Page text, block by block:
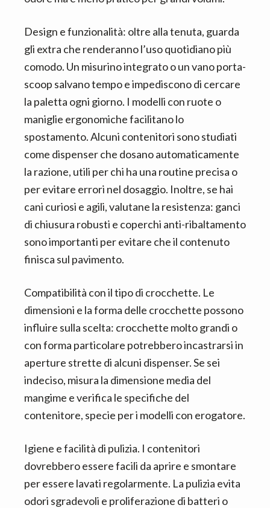
Design e funzionalità: oltre alla tenuta, guarda
gli extra che renderanno l’uso quotidiano più
comodo. Un misurino integrato o un vano porta-
scoop salvano tempo e impediscono di cercare
la paletta ogni giorno. I modelli con ruote o
maniglie ergonomiche facilitano lo
spostamento. Alcuni contenitori sono studiati
come dispenser che dosano automaticamente
la razione, utili per chi ha una routine precisa o
per evitare errori nel dosaggio. Inoltre, se hai
cani curiosi e agili, valutane la resistenza: ganci
di chiusura robusti e coperchi anti-ribaltamento
sono importanti per evitare che il contenuto
finisca sul pavimento.
Compatibilità con il tipo di crocchette. Le
dimensioni e la forma delle crocchette possono
influire sulla scelta: crocchette molto grandi o
con forma particolare potrebbero incastrarsi in
aperture strette di alcuni dispenser. Se sei
indeciso, misura la dimensione media del
mangime e verifica le specifiche del
contenitore, specie per i modelli con erogatore.
Igiene e facilità di pulizia. I contenitori
dovrebbero essere facili da aprire e smontare
per essere lavati regolarmente. La pulizia evita
odori sgradevoli e proliferazione di batteri o